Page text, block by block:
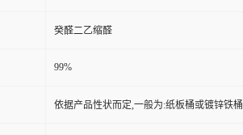
癸醛二乙缩醛
99%
依据产品性状而定,一般为:纸板桶或镀锌铁桶